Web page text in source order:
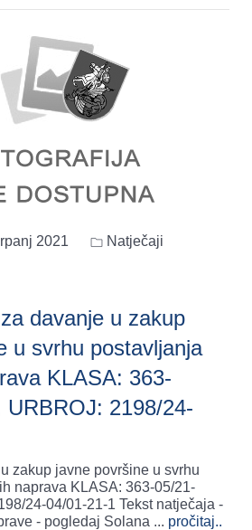
2021 Natječaji
davanje u zakup
postavljanja
KLASA: 363-
2198/24-
zakup javne površine u svrhu
naprava KLASA: 363-05/21-
01-21-1 Tekst natječaja -
- pogledaj Solana ... pročitaj..